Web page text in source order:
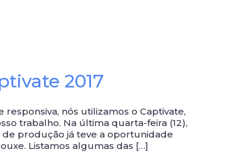
2017
nós utilizamos o Captivate,
trabalho. Na última quarta-feira (12),
de produção já teve a oportunidade
Listamos algumas das […]